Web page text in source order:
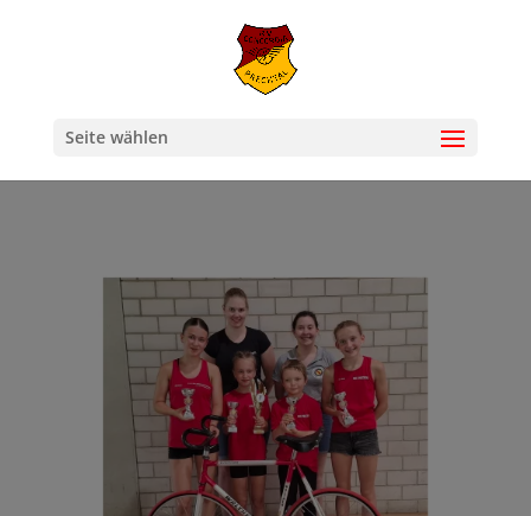
Seite wählen